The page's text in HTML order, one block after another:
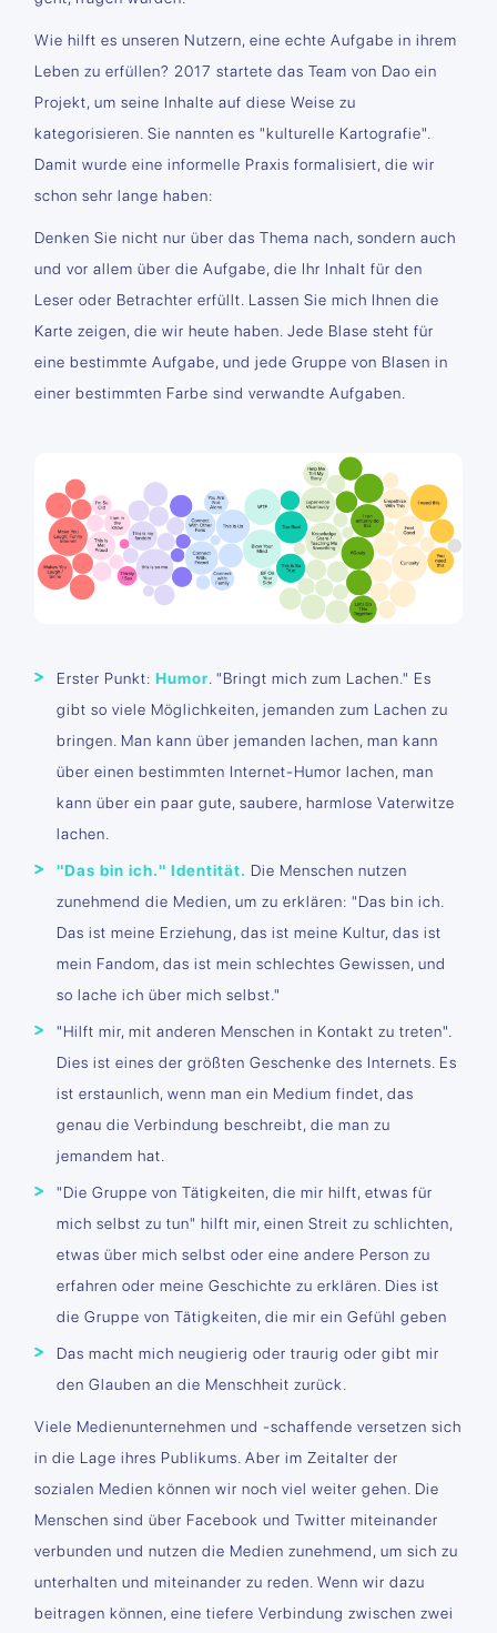
Wie hilft es unseren Nutzern, eine echte Aufgabe in ihrem
Leben zu erfüllen? 2017 startete das Team von Dao ein
Projekt, um seine Inhalte auf diese Weise zu
kategorisieren. Sie nannten es "kulturelle Kartografie".
Damit wurde eine informelle Praxis formalisiert, die wir
schon sehr lange haben:
Denken Sie nicht nur über das Thema nach, sondern auch
und vor allem über die Aufgabe, die Ihr Inhalt für den
Leser oder Betrachter erfüllt. Lassen Sie mich Ihnen die
Karte zeigen, die wir heute haben. Jede Blase steht für
eine bestimmte Aufgabe, und jede Gruppe von Blasen in
einer bestimmten Farbe sind verwandte Aufgaben.
Erster Punkt:Humor . "Bringt mich zum Lachen." Es
gibt so viele Möglichkeiten, jemanden zum Lachen zu
bringen. Man kann über jemanden lachen, man kann
über einen bestimmten Internet-Humor lachen, man
kann über ein paar gute, saubere, harmlose Vaterwitze
lachen.
"Das bin ich." Identität. Die Menschen nutzen
zunehmend die Medien, um zu erklären: "Das bin ich.
Das ist meine Erziehung, das ist meine Kultur, das ist
mein Fandom, das ist mein schlechtes Gewissen, und
so lache ich über mich selbst."
"Hilft mir, mit anderen Menschen in Kontakt zu treten".
Dies ist eines der größten Geschenke des Internets. Es
ist erstaunlich, wenn man ein Medium findet, das
genau die Verbindung beschreibt, die man zu
jemandem hat.
"Die Gruppe von Tätigkeiten, die mir hilft, etwas für
mich selbst zu tun" hilft mir, einen Streit zu schlichten,
etwas über mich selbst oder eine andere Person zu
erfahren oder meine Geschichte zu erklären. Dies ist
die Gruppe von Tätigkeiten, die mir ein Gefühl geben
Das macht mich neugierig oder traurig oder gibt mir
den Glauben an die Menschheit zurück.
Viele Medienunternehmen und -schaffende versetzen sich
in die Lage ihres Publikums. Aber im Zeitalter der
sozialen Medien können wir noch viel weiter gehen. Die
Menschen sind über Facebook und Twitter miteinander
verbunden und nutzen die Medien zunehmend, um sich zu
unterhalten und miteinander zu reden. Wenn wir dazu
beitragen können, eine tiefere Verbindung zwischen zwei